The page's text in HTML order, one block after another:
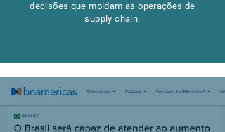
decisões que moldam as operações de
supply chain.